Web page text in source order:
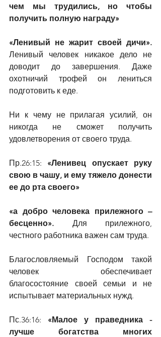
чем мы трудились, но чтобы
получить полную награду»
«Ленивый не жарит своей дичи».
Ленивый человек никакое дело не
доводит до завершения. Даже
охотничий трофей он лениться
подготовить к еде.
Ни к чему не прилагая усилий, он
никогда не сможет получить
удовлетворения от своего труда.
Пр.26:15: «Ленивец опускает руку
свою в чашу, и ему тяжело донести
ее до рта своего»
«а добро человека прилежного –
бесценно». Для прилежного,
честного работника важен сам труда.
Благословляемый Господом такой
человек обеспечивает
благосостояние своей семьи и не
испытывает материальных нужд.
Пс.36:16: «Малое у праведника -
лучше богатства многих